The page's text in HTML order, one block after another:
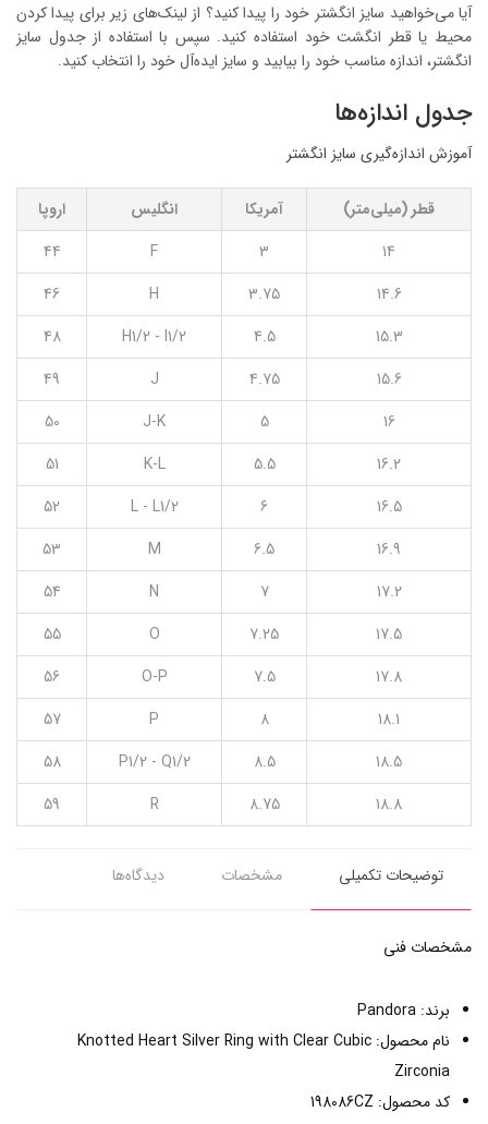
آیا می‌خواهید سایز انگشتر خود را پیدا کنید؟ از لینک‌های زیر برای پیدا کردن
محیط یا قطر انگشت خود استفاده کنید. سپس با استفاده از جدول سایز
انگشتر، اندازه مناسب خود را بیابید و سایز ایده‌آل خود را انتخاب کنید.
جدول اندازه‌ها
آموزش اندازه‌گیری سایز انگشتر
قطر (میلی‌متر) آمریکا انگلیس
اروپا
14
3
F
44
14.6
3.75
H
46
15.3
4.5
H1/2 - I1/2
48
15.6
4.75
J
49
16
5
J-K
50
16.2
5.5
K-L
51
16.5
6
L - L1/2
52
16.9
6.5
M
53
17.2
7
N
54
17.5
7.25
O
55
17.8
7.5
O-P
56
18.1
8
P
57
18.5
8.5
P1/2 - Q1/2
58
18.8
8.75
R
59
توضیحات تکمیلی مشخصات دیدگاه‌ها
مشخصات فنی
برند: Pandora
نام محصول: Knotted Heart Silver Ring with Clear Cubic
Zirconia
کد محصول: 198086CZ